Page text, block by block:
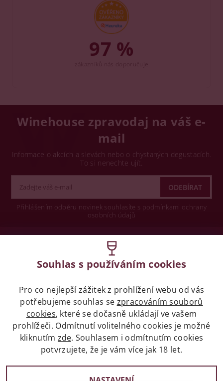
97 %
Winehouse zpravodaj na váš e-
mail
Informace o akcích a slevách nebo o chystaných degustacích.
To si nenechte ujít.
Přihlášením odběru novinek souhlasíte s podmínkami ochrany
osobních údajů
Legislativa
Zákaz prodeje alkoholických nápojů osobám
mladších 18 let.
Naše služby
Souhlas s používáním cookies
Pro co nejlepší zážitek z prohlížení webu od vás
potřebujeme souhlas se zpracováním souborů
cookies, které se dočasně ukládají ve vašem
prohlížeči. Odmítnutí volitelného cookies je možné
kliknutím zde. Souhlasem i odmítnutím cookies
potvrzujete, že je vám více jak 18 let.